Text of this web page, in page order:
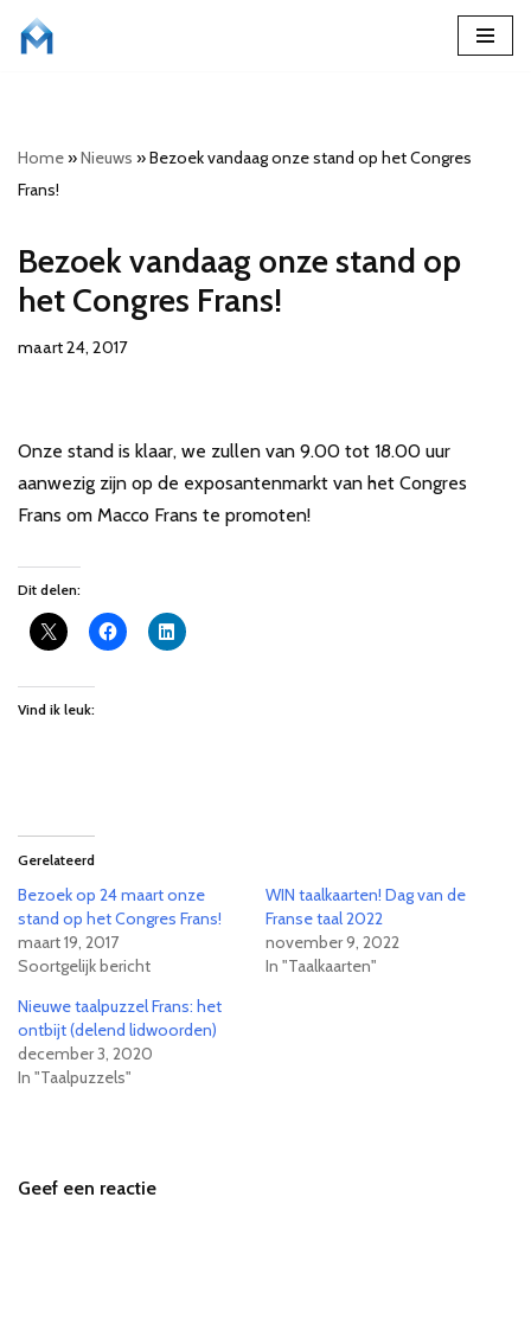
inhoud
Home»Nieuws »Bezoek vandaag onze stand op het Congres
Frans!
Bezoek vandaag onze stand op
het Congres Frans!
maart 24, 2017
Onze stand is klaar, we zullen van 9.00 tot 18.00 uur
aanwezig zijn op de exposantenmarkt van het Congres
Frans om Macco Frans te promoten!
Dit delen:
Vind ik leuk:
Gerelateerd
Bezoek op 24 maart onze
stand op het Congres Frans!
maart 19, 2017
Soortgelijk bericht
WIN taalkaarten! Dag van de
Franse taal 2022
november 9, 2022
In "Taalkaarten"
Nieuwe taalpuzzel Frans: het
ontbijt (delend lidwoorden)
december 3, 2020
In "Taalpuzzels"
Geef een reactie